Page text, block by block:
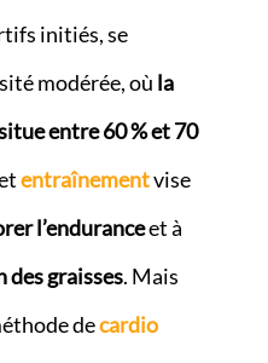
initiés, se
modérée, où la
entre 60 % et 70
entraînementvise
l’enduranceet à
graisses. Mais
decardio